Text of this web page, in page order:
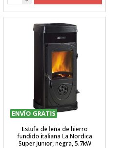
ENVÍO GRATIS
Estufa de leña de hierro
fundido italiana La Nordica
Super Junior, negra, 5.7kW